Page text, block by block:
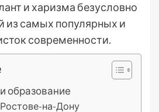
и харизма безусловно
из самых популярных и
современности.
образование
на-Дону